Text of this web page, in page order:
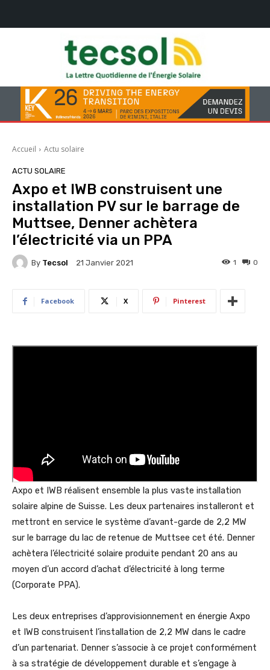
Accueil Actu solaire
ACTU SOLAIRE
Axpo et IWB construisent une
installation PV sur le barrage de
Muttsee, Denner achètera
l’électricité via un PPA
By Tecsol 21 Janvier 2021 0
1
Facebook X Pinterest
Axpo et IWB réalisent ensemble la plus vaste installation
solaire alpine de Suisse. Les deux partenaires installeront et
mettront en service le système d’avant-garde de 2,2 MW
sur le barrage du lac de retenue de Muttsee cet été. Denner
achètera l’électricité solaire produite pendant 20 ans au
moyen d’un accord d’achat d’électricité à long terme
(Corporate PPA).
Les deux entreprises d’approvisionnement en énergie Axpo
et IWB construisent l’installation de 2,2 MW dans le cadre
d’un partenariat. Denner s’associe à ce projet conformément
à sa stratégie de développement durable et s’engage à